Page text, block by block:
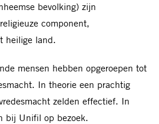
bevolking) zijn
component,
heilige land.
mensen hebben opgeroepen tot
In theorie een prachtig
zelden effectief. In
bij Unifil op bezoek.